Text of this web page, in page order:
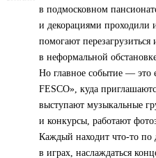
в подмосковном
и декорациями проходили
помогают
в неформальной
Но главное событие — это
FESCO», куда
выступают музыкальные
и конкурсы, работают
Каждый находит что-то по
в играх, наслаждаться